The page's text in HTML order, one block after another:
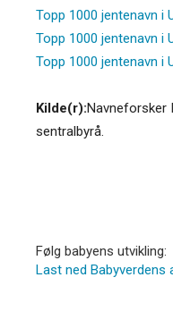
Topp 1000 jentenavn i
Topp 1000 jentenavn i
Topp 1000 jentenavn i
Kilde(r):Navneforsker
sentralbyrå.
Følg babyens utvikling:
Last ned Babyverdens